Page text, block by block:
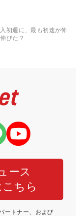
初週に、最も初速が伸
びた？
ース
ちら
ートナー、および